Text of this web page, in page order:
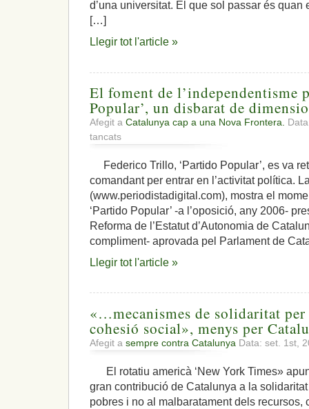
d’una universitat. El que sol passar és quan
[…]
Llegir tot l'article »
El foment de l’independentisme
Popular’, un disbarat de
Afegit a Catalunya cap a una Nova Frontera.
tancats
El
de
l’independentisme
per
part
del
‘Partido
Popular’,
disbarat
Federico Trillo, ‘Partido Popular’, es va
comandant per entrar en l’activitat política.
(www.periodistadigital.com), mostra el
‘Partido Popular’ -a l’oposició, any 2006-
Reforma de l’Estatut d’Autonomia de
compliment- aprovada pel Parlament de
Llegir tot l'article »
«…mecanismes de solidaritat
cohesió social», menys per
Afegit a sempre contra Catalunya Data: set. 1st,
El rotatiu americà ‘New York Times»
gran contribució de Catalunya a la
pobres i no al malbaratament dels recursos,